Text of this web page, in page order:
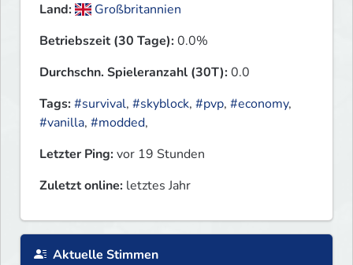
Land:
Großbritannien
Betriebszeit (30 Tage):0.0%
Durchschn. Spieleranzahl (30T):0.0
Tags:#survival, #skyblock, #pvp, #economy,
#vanilla, #modded,
Letzter Ping:vor 19 Stunden
Zuletzt online: letztes Jahr
Aktuelle Stimmen